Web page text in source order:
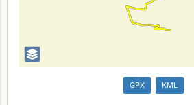
GPX KML